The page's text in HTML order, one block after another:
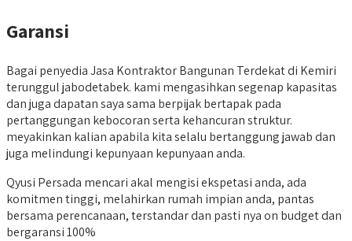
Garansi
Bagai penyedia Jasa Kontraktor Bangunan Terdekat di Kemiri
terunggul jabodetabek. kami mengasihkan segenap kapasitas
dan juga dapatan saya sama berpijak bertapak pada
pertanggungan kebocoran serta kehancuran struktur.
meyakinkan kalian apabila kita selalu bertanggung jawab dan
juga melindungi kepunyaan kepunyaan anda.
Qyusi Persada mencari akal mengisi ekspetasi anda, ada
komitmen tinggi, melahirkan rumah impian anda, pantas
bersama perencanaan, terstandar dan pasti nya on budget dan
bergaransi 100%